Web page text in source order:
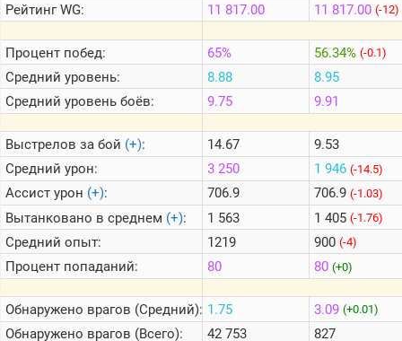
ВК
Портал
Мира
Танков
РейтингWG:
Процент побед:
Средний уровень:
Средний уровень боёв:
Выстрелов за бой (+):
Средний урон:
Ассист урон (+):
Вытанковано в среднем (+):
Средний опыт:
Процент попаданий:
Обнаружено врагов (Средний):
Обнаружено врагов (Всего):
11 817.00
65%
8.88
9.75
14.67
3 250
706.9
1 563
1219
80
1.75
42 753
11 817.00 (-12)
56.34% (-0.1)
8.95
9.91
9.53
1 946 (-14.5)
706.9 (-1.03)
1 405 (-1.76)
900 (-4)
80 (+0)
3.09 (+0.01)
827